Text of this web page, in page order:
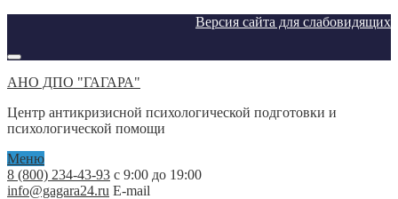
Версия сайта для слабовидящих
АНО ДПО "ГАГАРА"
Центр антикризисной психологической подготовки и
психологической помощи
Меню
8 (800) 234-43-93 с 9:00 до 19:00
info@gagara24.ru E-mail